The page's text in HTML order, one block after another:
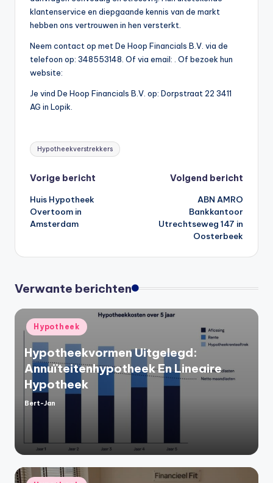
klantenservice en diepgaande kennis van de markt
hebben ons vertrouwen in hen versterkt.
Neem contact op met De Hoop Financials B.V. via de
telefoon op: 348553148. Of via email:
. Of bezoek hun
website:
Je vind De Hoop Financials B.V. op: Dorpstraat 22 3411
AG in Lopik.
Tags:
Hypotheekverstrekkers
Bericht
navigatie
Vorige bericht
Huis Hypotheek
Overtoom in
Amsterdam
Volgend bericht
ABN AMRO
Bankkantoor
Utrechtseweg 147 in
Oosterbeek
Verwante berichten
Geplaatst
in
Hypotheek
Hypotheekvormen Uitgelegd:
Annuïteitenhypotheek En Lineaire
Hypotheek
Geplaatst
Bert-Jan